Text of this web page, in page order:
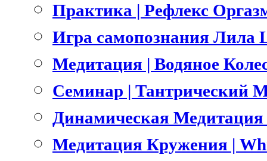
Практика | Рефлекс
Игра самопознания Лила
Медитация | Водяное
Семинар | Тантрический
Динамическая
Медитация Кружения |